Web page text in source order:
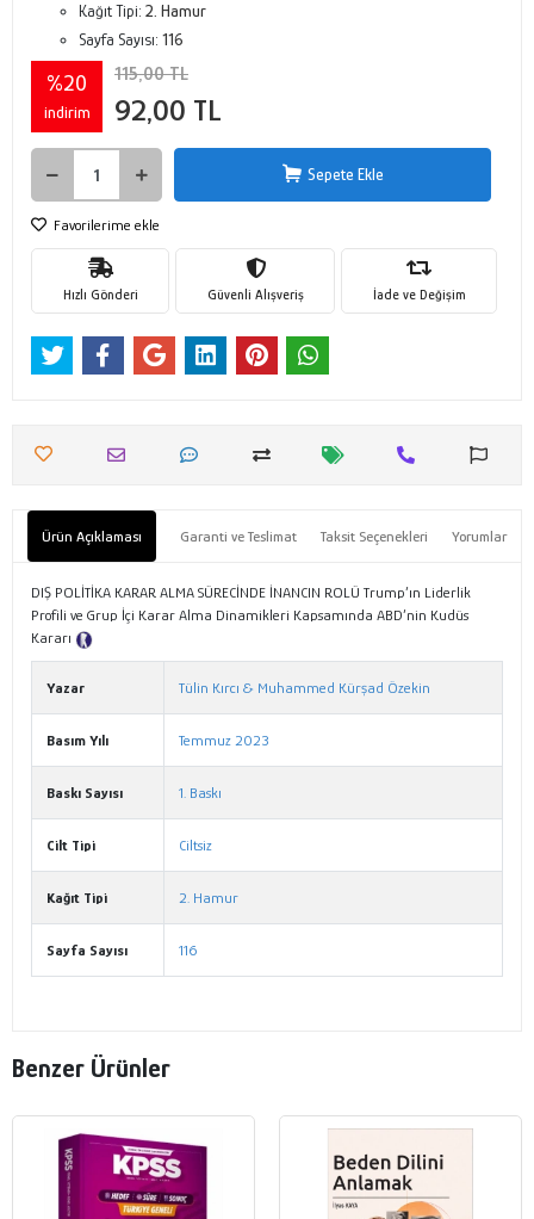
Kağıt Tipi: 2. Hamur
Sayfa Sayısı: 116
%20
indirim
115,00 TL
92,00 TL
Sepete Ekle
Favorilerime ekle
Hızlı Gönderi Güvenli Alışveriş İade ve Değişim
Ürün Açıklaması Garanti ve Teslimat Taksit Seçenekleri Yorumlar
DIŞ POLİTİKA KARAR ALMA SÜRECİNDE İNANCIN ROLÜ Trump’ın Liderlik
Profili ve Grup İçi Karar Alma Dinamikleri Kapsamında ABD’nin Kudüs
Kararı
Yazar Tülin Kırcı & Muhammed Kürşad Özekin
Basım Yılı Temmuz 2023
Baskı Sayısı 1. Baskı
Cilt Tipi Ciltsiz
Kağıt Tipi 2. Hamur
Sayfa Sayısı 116
Benzer Ürünler